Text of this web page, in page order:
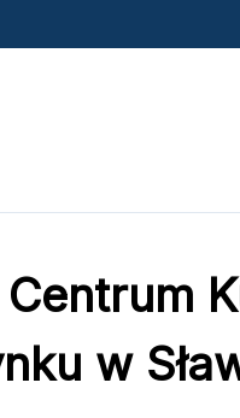
Centrum
w